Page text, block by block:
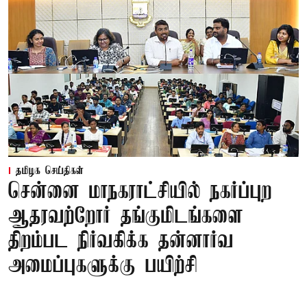
தமிழக செய்திகள்
சென்னை மாநகராட்சியில் நகர்ப்புற
ஆதரவற்றோர் தங்குமிடங்களை
திறம்பட நிர்வகிக்க தன்னார்வ
அமைப்புகளுக்கு பயிற்சி